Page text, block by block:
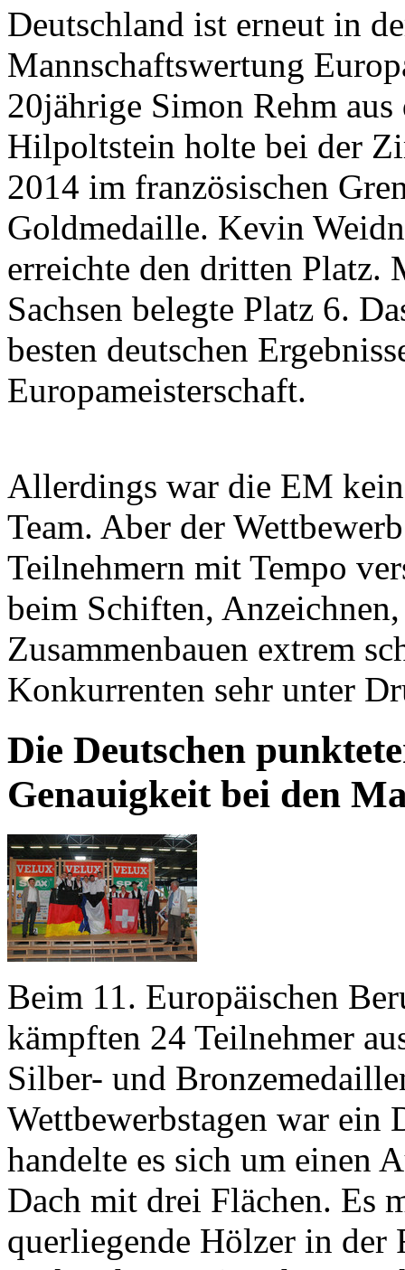
Deutschland ist erneut in
Mannschaftswertung
20jährige Simon Rehm
Hilpoltstein holte bei der
2014 im französischen
Goldmedaille. Kevin
erreichte den dritten
Sachsen belegte Platz 6.
besten deutschen
Europameisterschaft.
Allerdings war die EM
Team. Aber der
Teilnehmern mit Tempo
beim Schiften,
Zusammenbauen extrem
Konkurrenten sehr unter
Die Deutschen
Genauigkeit bei den
Beim 11. Europäischen
kämpften 24 Teilnehmer
Silber- und
Wettbewerbstagen war ein
handelte es sich um einen
Dach mit drei Flächen. Es
querliegende Hölzer in der